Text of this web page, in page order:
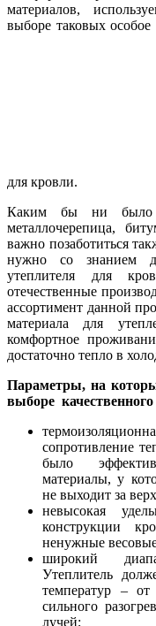
материалов,
выборе таковых
для кровли.
Каким бы ни было
металлочерепица,
важно позаботиться
нужно со знанием
утеплителя для
отечественные
ассортимент данной
материала для
комфортное
достаточно тепло в
Параметры, на
выборе
сопротивление
было
материалы, у
не выходит за
невысокая
конструкции
ненужные
широкий
Утеплитель
температур –
сильного
лучей;